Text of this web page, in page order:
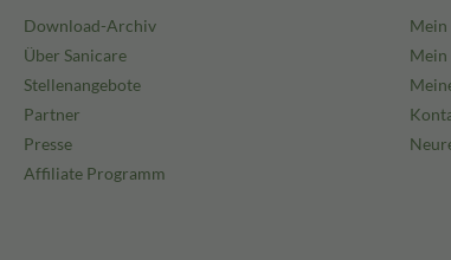
Download-Archiv
Über Sanicare
Stellenangebote
Partner
Presse
Affiliate Programm
Mein
Mein